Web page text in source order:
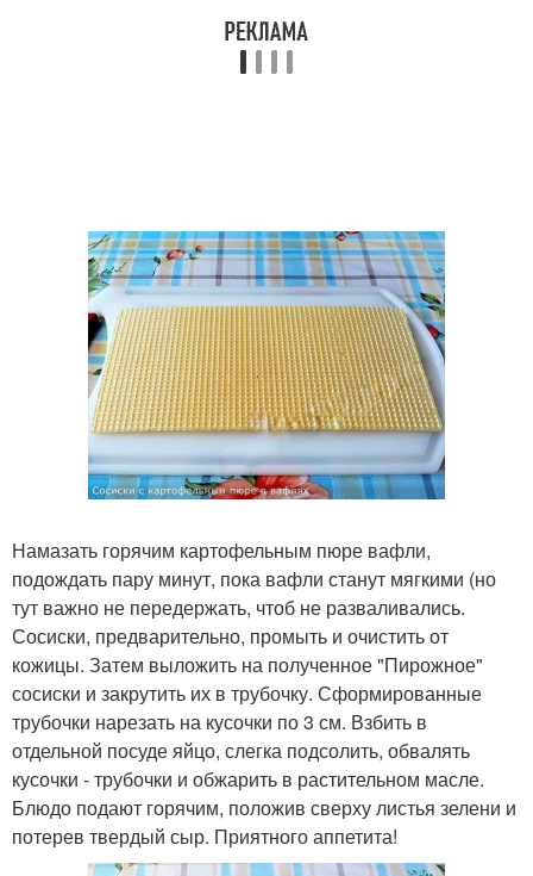
Намазать горячим картофельным пюре вафли,
подождать пару минут, пока вафли станут мягкими (но
тут важно не передержать, чтоб не разваливались.
Сосиски, предварительно, промыть и очистить от
кожицы. Затем выложить на полученное "Пирожное"
сосиски и закрутить их в трубочку. Сформированные
трубочки нарезать на кусочки по 3 см. Взбить в
отдельной посуде яйцо, слегка подсолить, обвалять
кусочки - трубочки и обжарить в растительном масле.
Блюдо подают горячим, положив сверху листья зелени и
потерев твердый сыр. Приятного аппетита!